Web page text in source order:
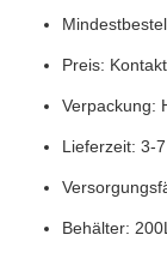
Preis:
Verpackung:
Lieferzeit: 3-
Behälter: